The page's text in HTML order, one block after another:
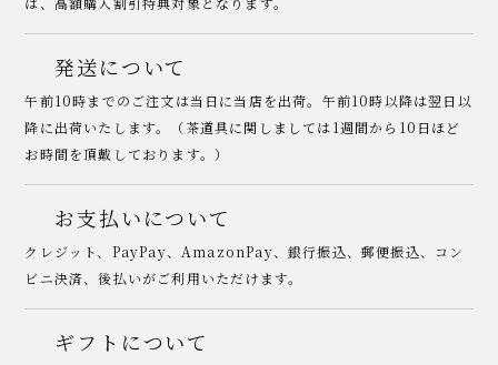
発送について
午前10時までのご注文は当日に当店を出荷。午前10時以降は翌日以
降に出荷いたします。（茶道具に関しましては1週間から10日ほど
お時間を頂戴しております。）
お支払いについて
クレジット、PayPay、AmazonPay、銀行振込、郵便振込、コン
ビニ決済、後払いがご利用いただけます。
ギフトについて